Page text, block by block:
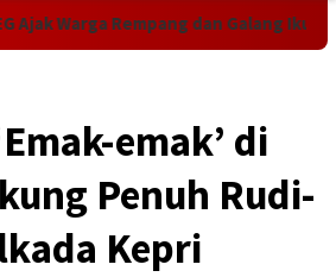
Rempang dan Galang Ikut
emak’ di
Penuh Rudi-
Kepri